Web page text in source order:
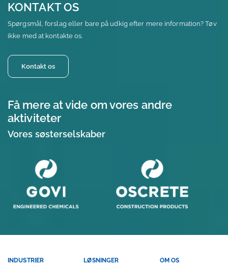
KONTAKT OS
Spørgsmål, forslag eller bare på udkig efter mere information? Tøv
ikke med at kontakte os.
Kontakt os
Få mere at vide om vores andre
aktiviteter
Vores søsterselskaber
INDUSTRIER LØSNINGER OM OS